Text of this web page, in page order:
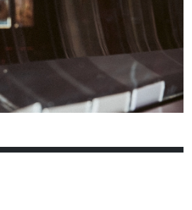
01
02
06 07 08
09
14 15
16
20 21 22
23